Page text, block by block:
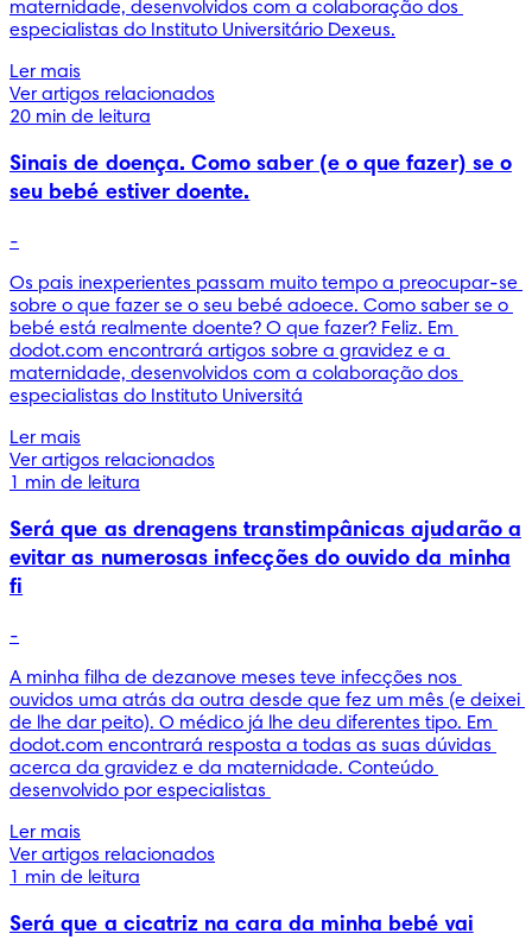
maternidade, desenvolvidos com a colaboração dos
especialistas do Instituto Universitário Dexeus.
Ler mais
Ver artigos relacionados
20 min de leitura
Sinais de doença. Como saber (e o que fazer) se o
seu bebé estiver doente.
-
Os pais inexperientes passam muito tempo a preocupar-se
sobre o que fazer se o seu bebé adoece. Como saber se o
bebé está realmente doente? O que fazer? Feliz. Em
dodot.com encontrará artigos sobre a gravidez e a
maternidade, desenvolvidos com a colaboração dos
especialistas do Instituto Universitá
Ler mais
Ver artigos relacionados
1 min de leitura
Será que as drenagens transtimpânicas ajudarão a
evitar as numerosas infecções do ouvido da minha
fi
-
A minha filha de dezanove meses teve infecções nos
ouvidos uma atrás da outra desde que fez um mês (e deixei
de lhe dar peito). O médico já lhe deu diferentes tipo. Em
dodot.com encontrará resposta a todas as suas dúvidas
acerca da gravidez e da maternidade. Conteúdo
desenvolvido por especialistas
Ler mais
Ver artigos relacionados
1 min de leitura
Será que a cicatriz na cara da minha bebé vai